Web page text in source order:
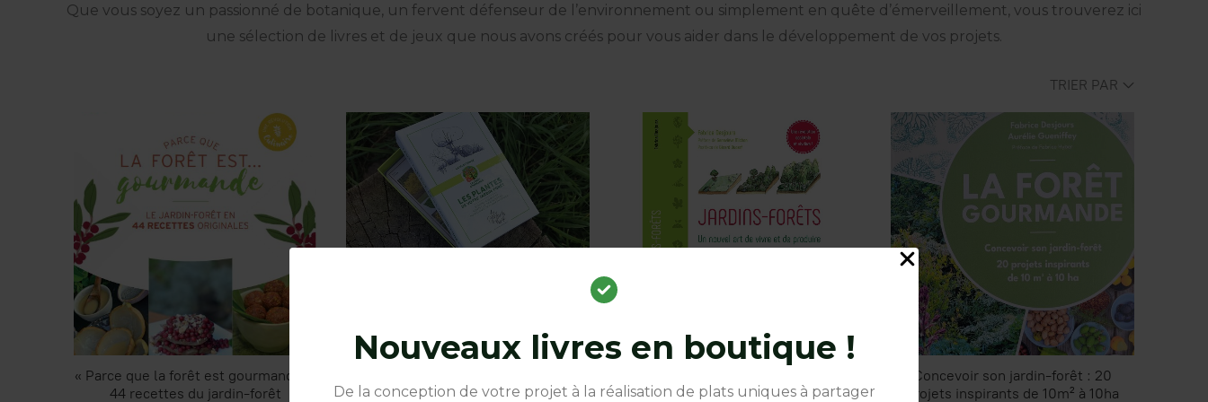
Nouveaux livres en boutique !
De la conception de votre projet à la réalisation de plats uniques à partager
Que vous soyez un passionné de botanique, un fervent défenseur de l’environnement ou simplement en quête d’émerveillement, vous trouverez ici
une sélection de livres et de jeux que nous avons créés pour vous aider dans le développement de vos projets.
TRIER PAR
« Parce que la forêt est gourmande! »
44 recettes du jardin-forêt
plantes stratégiques en jardin-forêt
de vivre et de produire » de Fabrice
Concevoir son jardin-forêt : 20
projets inspirants de 10m² à 10ha